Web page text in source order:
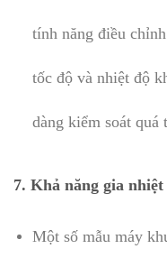
tính năng điều
tốc độ và nhiệt độ
dàng kiểm soát quá
7. Khả năng gia
Một số mẫu máy